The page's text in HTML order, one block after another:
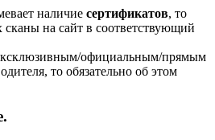
наличие сертификатов, то
сканы на сайт в соответствующий
официальным/прямым
то обязательно об этом